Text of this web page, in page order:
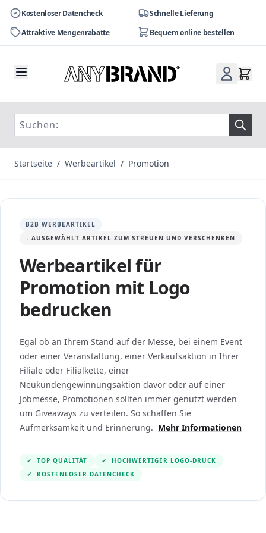
Kostenloser Datencheck
Schnelle Lieferung
Attraktive Mengenrabatte
Bequem online bestellen
Startseite / Werbeartikel / Promotion
B2B WERBEARTIKEL
- AUSGEWÄHLT ARTIKEL ZUM STREUEN UND VERSCHENKEN
Werbeartikel für
Promotion mit Logo
bedrucken
Egal ob an Ihrem Stand auf der Messe, bei einem Event
oder einer Veranstaltung, einer Verkaufsaktion in Ihrer
Filiale oder Filialkette, einer
Neukundengewinnungsaktion davor oder auf einer
Jobmesse, Promotionen sollten immer genutzt werden
um Giveaways zu verteilen. So schaffen Sie
Aufmerksamkeit und Erinnerung. Mehr Informationen
✓ TOP QUALITÄT ✓
HOCHWERTIGER LOGO-DRUCK
✓
KOSTENLOSER DATENCHECK